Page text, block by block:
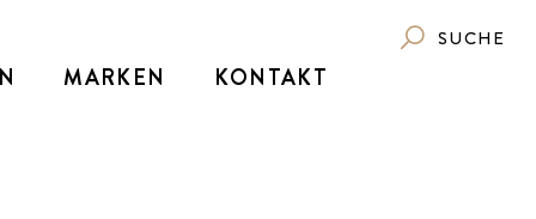
MARKEN KONTAKT
SUCHE